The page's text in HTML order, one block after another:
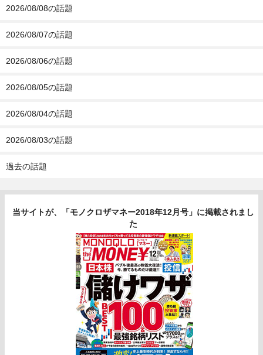
2026/08/08の話題
2026/08/07の話題
2026/08/06の話題
2026/08/05の話題
2026/08/04の話題
2026/08/03の話題
過去の話題
当サイトが、「モノクロザマネー2018年12月号」に掲載されまし
た